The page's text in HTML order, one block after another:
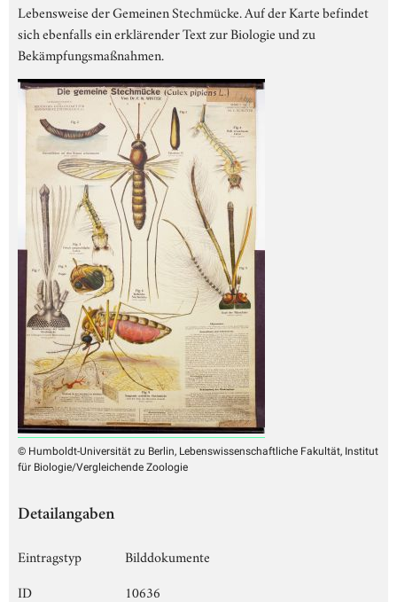
Lebensweise der Gemeinen Stechmücke. Auf der Karte befindet
sich ebenfalls ein erklärender Text zur Biologie und zu
Bekämpfungsmaßnahmen.
© Humboldt-Universität zu Berlin, Lebenswissenschaftliche Fakultät, Institut
für Biologie/Vergleichende Zoologie
Detailangaben
Eintragstyp
Bilddokumente
ID
10636